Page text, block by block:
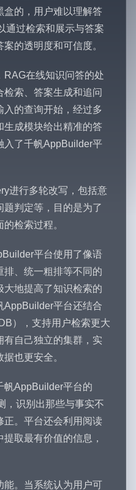
盒的，用户难以理解答
通过检索和展示与答案
的透明度和可信度。
在线知识问答的处
索、答案生成和追问
入的查询开始，经过多
生成模块给出精准的答
入了千帆AppBuilder平
进行多轮改写，包括意
题判定等，目的是为了
检索过程。
平台使用了像语
排、统一粗排等不同的
大地提高了知识检索的
AppBuilder平台还结合
），支持用户检索更大
有自己独立的集群，实
也更安全。
帆AppBuilder平台的
，识别出那些与事实不
正。平台还会利用阅读
取最有价值的信息，
能。当系统认为用户可